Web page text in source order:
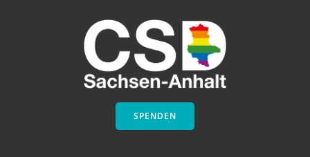
SPENDEN